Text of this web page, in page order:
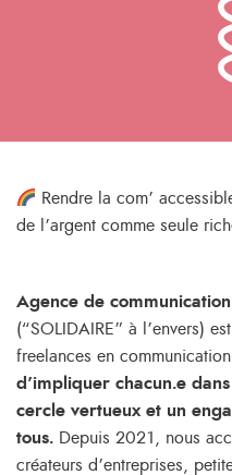
Rendre la com’
de l’argent comme seule
Agence de
(“SOLIDAIRE” à l’envers)
freelances en communication.
d’impliquer chacun.e
cercle vertueux et un
tous. Depuis 2021, nous
créateurs d’entreprises,